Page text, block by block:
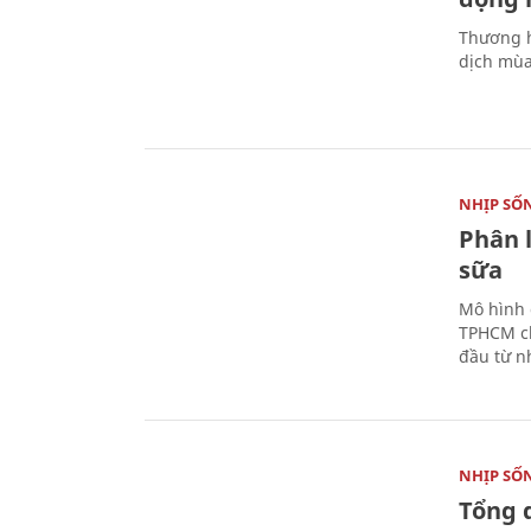
Thương
dịch
NHỊP
Phân
sữa
Mô hình
TPHCM
đầu từ
NHỊP
Tổng